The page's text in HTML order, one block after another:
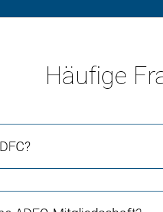
Häufige